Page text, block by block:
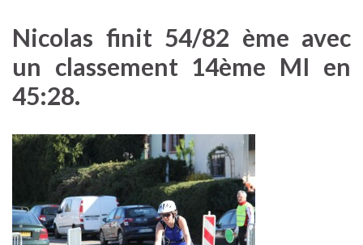
Nicolas finit 54/82 ème avec
un classement 14ème MI en
45:28.